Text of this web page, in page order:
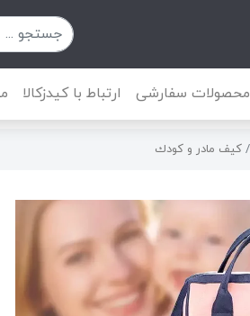
محصولات سفارشی ارتباط با کیدزکالا
كيف مادر و كودك